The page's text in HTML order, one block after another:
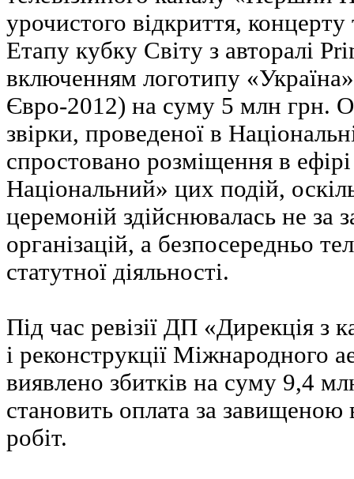
урочистого відкриття,
Етапу кубку Світу з авторалі
включенням логотипу
Євро-2012) на суму 5 млн грн.
звірки, проведеної в
спростовано розміщення в
Національний» цих подій,
церемоній здійснювалась не за
організацій, а безпосередньо
статутної діяльності.
Під час ревізії ДП «Дирекція з
і реконструкції Міжнародного
виявлено збитків на суму 9,4
становить оплата за завищеною
робіт.